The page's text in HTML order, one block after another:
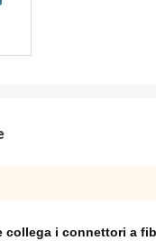
collega i connettori a